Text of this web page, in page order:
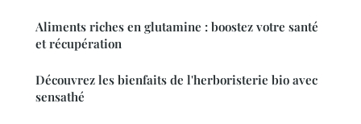
Aliments riches en glutamine : boostez votre santé
et récupération
Découvrez les bienfaits de l'herboristerie bio avec
sensathé